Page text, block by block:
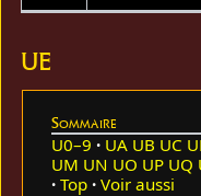
UE
Sommaire
U0–9 UA UB UC
UM UN UO UP UQ
Top
Voir aussi